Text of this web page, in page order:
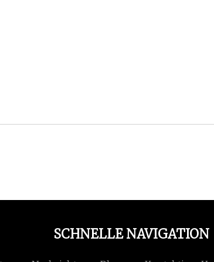
SCHNELLE NAVIGATION